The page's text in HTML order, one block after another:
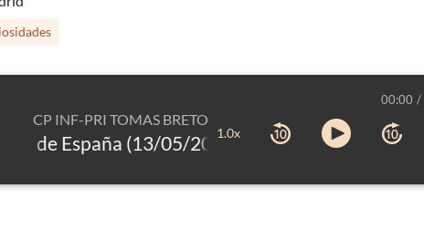
CP INF-PRI TOMAS BRETON Madrid
de España (13/05/2025)1.0x
00:00